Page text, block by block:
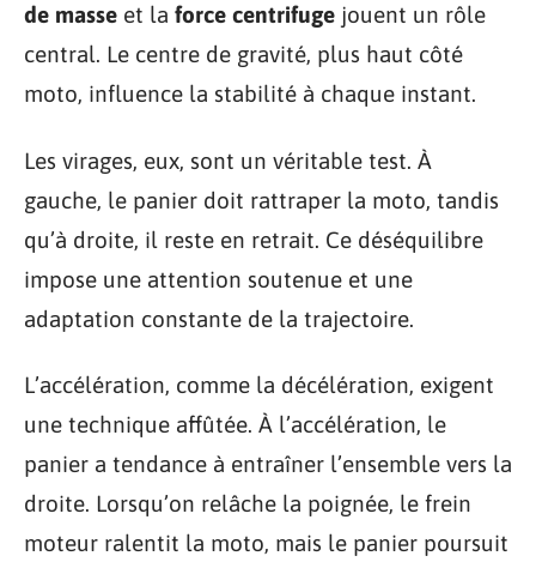
de masse et la force centrifuge jouent un rôle
central. Le centre de gravité, plus haut côté
moto, influence la stabilité à chaque instant.
Les virages, eux, sont un véritable test. À
gauche, le panier doit rattraper la moto, tandis
qu’à droite, il reste en retrait. Ce déséquilibre
impose une attention soutenue et une
adaptation constante de la trajectoire.
L’accélération, comme la décélération, exigent
une technique affûtée. À l’accélération, le
panier a tendance à entraîner l’ensemble vers la
droite. Lorsqu’on relâche la poignée, le frein
moteur ralentit la moto, mais le panier poursuit